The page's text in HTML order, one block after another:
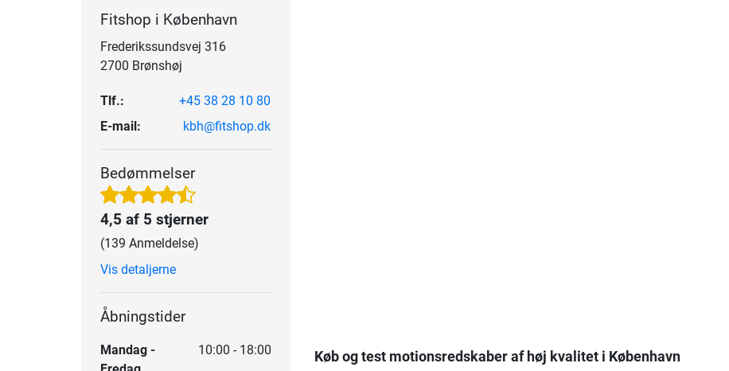
Fitshop i København
Frederikssundsvej 316
2700 Brønshøj
Tlf.:
+45 38 28 10 80
E-mail:
kbh@fitshop.dk
Bedømmelser
4,5 af 5 stjerner
(139 Anmeldelse)
Vis detaljerne
Åbningstider
Mandag -
10:00 - 18:00 Køb og test motionsredskaber af høj kvalitet i København